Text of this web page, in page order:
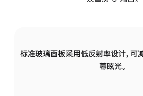
标准玻璃面板采用低反射率设计，可
幕眩光。